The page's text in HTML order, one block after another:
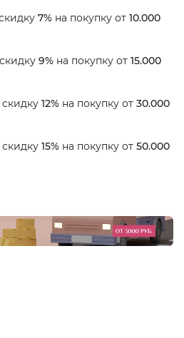
7% на покупку от 10.000
9% на покупку от 15.000
12% на покупку от 30.000
15% на покупку от 50.000